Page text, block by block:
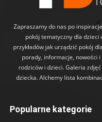
Zapraszamy do nas po
pokój tematyczny dla dzieci
przykładów jak urządzić pokój
porady, informacje, nowości
rodziców i dzieci. Galeria
dziecka. Alchemy lista
Popularne kategorie